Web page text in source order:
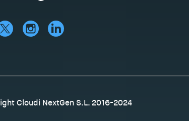
Cloudi NextGen S.L. 2016-2024